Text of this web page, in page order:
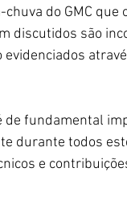
do GMC
discutidos são
de fundamental
durante todos
e